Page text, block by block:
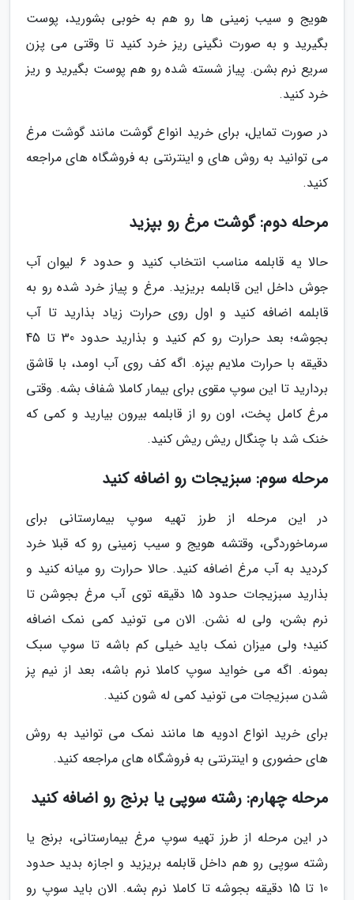
هویج و سیب زمینی ها رو هم به خوبی بشورید، پوست
بگیرید و به صورت نگینی ریز خرد کنید تا وقتی می پزن
سریع نرم بشن. پیاز شسته شده رو هم پوست بگیرید و ریز
خرد کنید.
در صورت تمایل، برای خرید انواع گوشت مانند گوشت مرغ
می توانید به روش های و اینترنتی به فروشگاه های مراجعه
کنید.
مرحله دوم: گوشت مرغ رو بپزید
حالا یه قابلمه مناسب انتخاب کنید و حدود 6 لیوان آب
جوش داخل این قابلمه بریزید. مرغ و پیاز خرد شده رو به
قابلمه اضافه کنید و اول روی حرارت زیاد بذارید تا آب
بجوشه؛ بعد حرارت رو کم کنید و بذارید حدود 30 تا 45
دقیقه با حرارت ملایم بپزه. اگه کف روی آب اومد، با قاشق
بردارید تا این سوپ مقوی برای بیمار کاملا شفاف بشه. وقتی
مرغ کامل پخت، اون رو از قابلمه بیرون بیارید و کمی که
خنک شد با چنگال ریش ریش کنید.
مرحله سوم: سبزیجات رو اضافه کنید
در این مرحله از طرز تهیه سوپ بیمارستانی برای
سرماخوردگی، وقتشه هویج و سیب زمینی رو که قبلا خرد
کردید به آب مرغ اضافه کنید. حالا حرارت رو میانه کنید و
بذارید سبزیجات حدود 15 دقیقه توی آب مرغ بجوشن تا
نرم بشن، ولی له نشن. الان می تونید کمی نمک اضافه
کنید؛ ولی میزان نمک باید خیلی کم باشه تا سوپ سبک
بمونه. اگه می خواید سوپ کاملا نرم باشه، بعد از نیم پز
شدن سبزیجات می تونید کمی له شون کنید.
برای خرید انواع ادویه ها مانند نمک می توانید به روش
های حضوری و اینترنتی به فروشگاه های مراجعه کنید.
مرحله چهارم: رشته سوپی یا برنج رو اضافه کنید
در این مرحله از طرز تهیه سوپ مرغ بیمارستانی، برنج یا
رشته سوپی رو هم داخل قابلمه بریزید و اجازه بدید حدود
10 تا 15 دقیقه بجوشه تا کاملا نرم بشه. الان باید سوپ رو